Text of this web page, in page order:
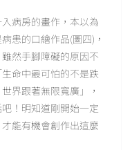
病房的畫作，本以為
患的口繪作品(圖四)，
然手腳障礙的原因不
命中最可怕的不是跌
界跟著無限寬廣」，
！明知道剛開始一定
能有機會創作出這麼